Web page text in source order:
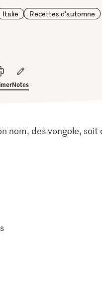
Italie Recettes d'automne
Notes
nom, des vongole, soit